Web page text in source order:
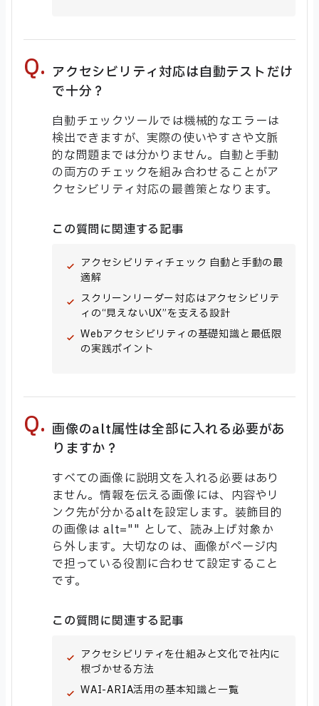
アクセシビリティ対応は自動テストだけ
で十分？
自動チェックツールでは機械的なエラーは
検出できますが、実際の使いやすさや文脈
的な問題までは分かりません。自動と手動
の両方のチェックを組み合わせることがア
クセシビリティ対応の最善策となります。
この質問に関連する記事
アクセシビリティチェック 自動と手動の最
適解
スクリーンリーダー対応はアクセシビリテ
ィの“見えないUX”を支える設計
Webアクセシビリティの基礎知識と最低限
の実践ポイント
画像のalt属性は全部に入れる必要があ
りますか？
すべての画像に説明文を入れる必要はあり
ません。情報を伝える画像には、内容やリ
ンク先が分かるaltを設定します。装飾目的
の画像は alt="" として、読み上げ対象か
ら外します。大切なのは、画像がページ内
で担っている役割に合わせて設定すること
です。
この質問に関連する記事
アクセシビリティを仕組みと文化で社内に
根づかせる方法
WAI-ARIA活用の基本知識と一覧